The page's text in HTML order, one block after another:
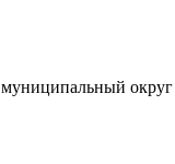
муниципальный